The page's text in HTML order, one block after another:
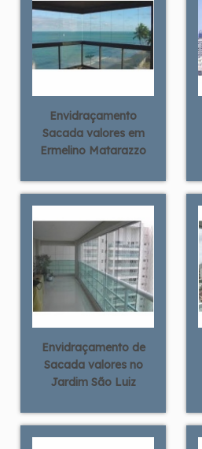
Envidraçamento
Sacada valores em
Ermelino Matarazzo
Envidraçamento de
Sacada valores no
Jardim São Luiz